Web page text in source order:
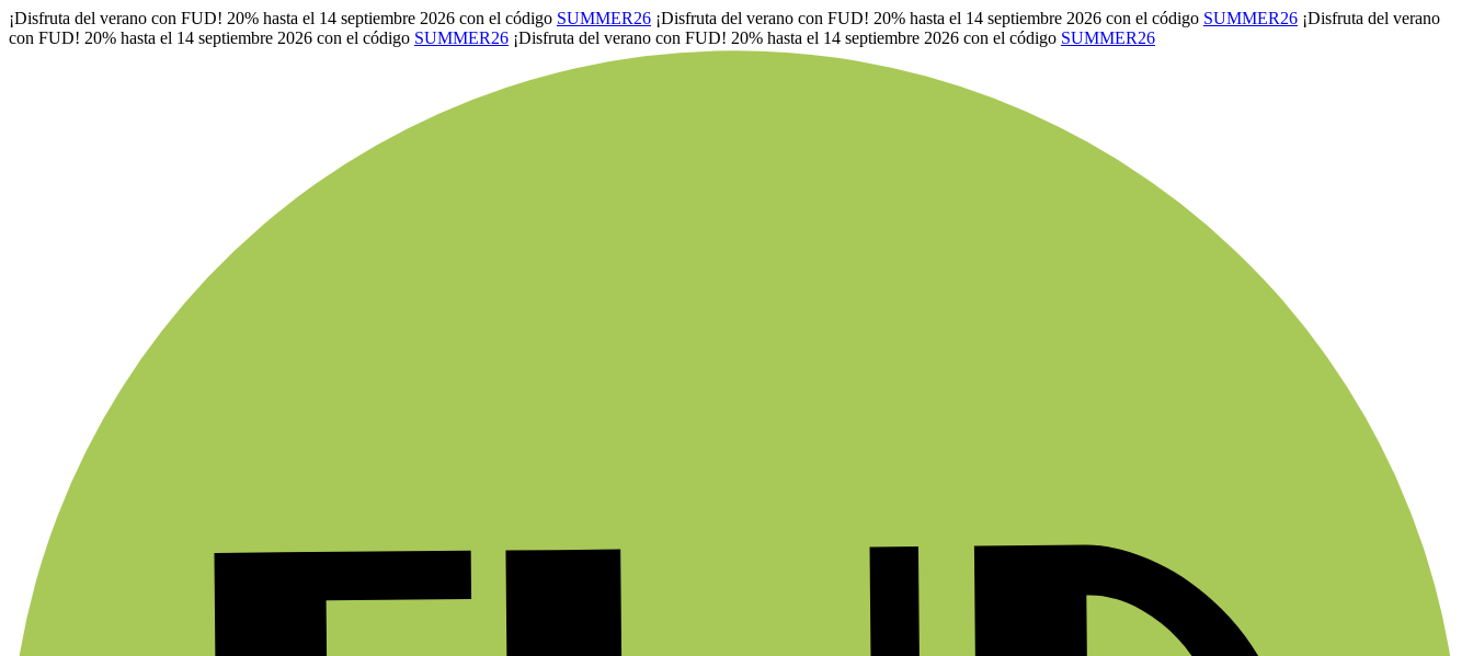
¡Disfruta del verano con FUD! 20% hasta el 14 septiembre 2026 con el código SUMMER26 ¡Disfruta del verano con FUD! 20% hasta el 14 septiembre 2026 con el código SUMMER26 ¡Disfruta del verano
con FUD! 20% hasta el 14 septiembre 2026 con el código SUMMER26 ¡Disfruta del verano con FUD! 20% hasta el 14 septiembre 2026 con el código SUMMER26